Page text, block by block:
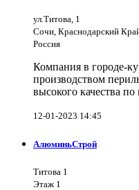
ул.Титова, 1
Сочи, Краснодарский
Россия
Компания в городе-
производством
высокого качества
12-01-2023 14:45
АлюминьСтрой
Титова 1
Этаж 1